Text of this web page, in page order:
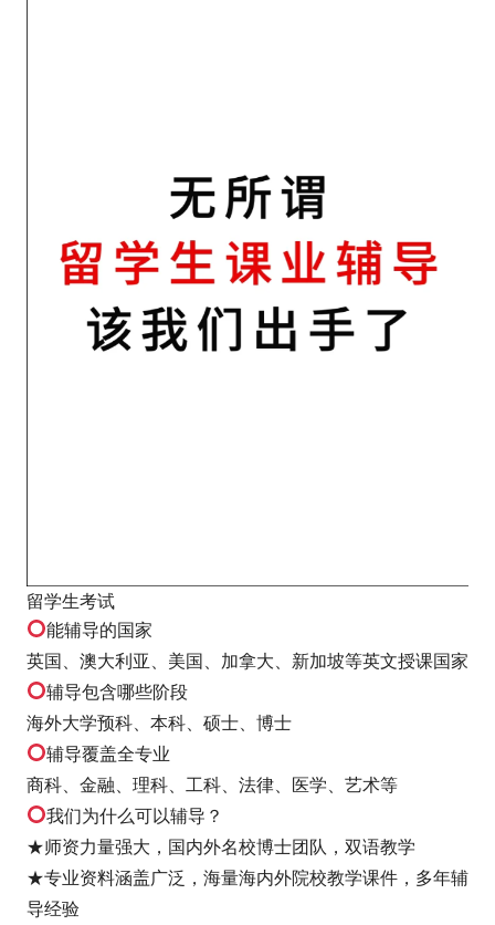
留学生考试
能辅导的国家
英国、澳大利亚、美国、加拿大、新加坡等英文授课国家
辅导包含哪些阶段
海外大学预科、本科、硕士、博士
辅导覆盖全专业
商科、金融、理科、工科、法律、医学、艺术等
我们为什么可以辅导？
★师资力量强大，国内外名校博士团队，双语教学
★专业资料涵盖广泛，海量海内外院校教学课件，多年辅
导经验